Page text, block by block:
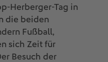
Herberger-Tag in
die beiden
Fußball,
sich Zeit für
Besuch der